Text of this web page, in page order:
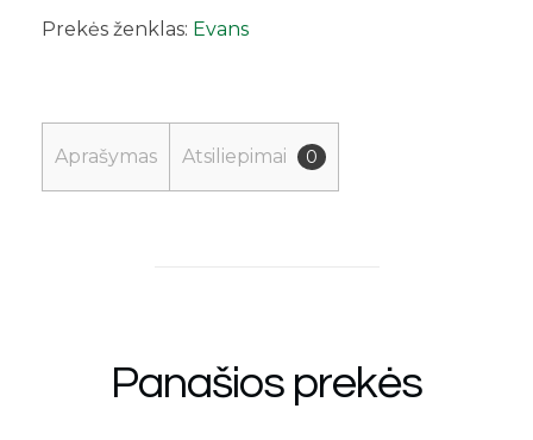
Prekės ženklas: Evans
Aprašymas Atsiliepimai 0
Panašios prekės